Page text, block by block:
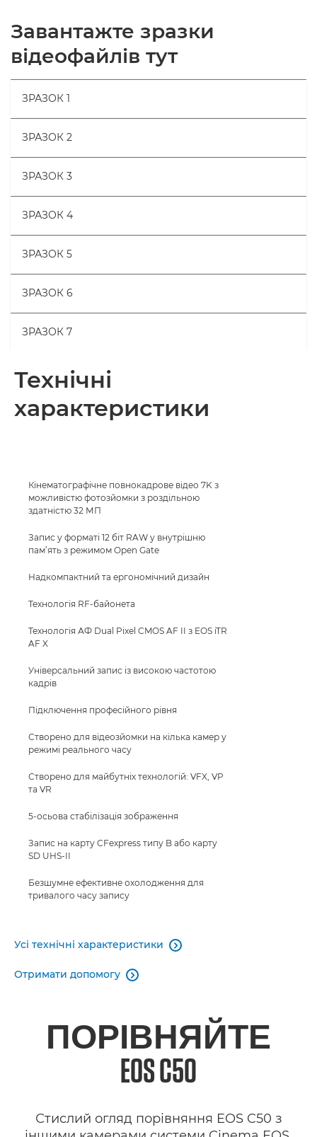
Завантажте зразки
відеофайлів тут
ЗРАЗОК 1
ЗРАЗОК 2
ЗРАЗОК 3
ЗРАЗОК 4
ЗРАЗОК 5
ЗРАЗОК 6
ЗРАЗОК 7
Технічні
характеристики
Кінематографічне повнокадрове відео 7K з
можливістю фотозйомки з роздільною
здатністю 32 МП
Запис у форматі 12 біт RAW у внутрішню
пам’ять з режимом Open Gate
Надкомпактний та ергономічний дизайн
Технологія RF-байонета
Технологія АФ Dual Pixel CMOS AF II з EOS iTR
AF X
Універсальний запис із високою частотою
кадрів
Підключення професійного рівня
Створено для відеозйомки на кілька камер у
режимі реального часу
Створено для майбутніх технологій: VFX, VP
та VR
5-осьова стабілізація зображення
Запис на карту CFexpress типу B або карту
SD UHS-II
Безшумне ефективне охолодження для
тривалого часу запису
Усі технічні характеристики 
Отримати допомогу 
ПОРІВНЯЙТЕ
EOS C50
Стислий огляд порівняння EOS C50 з